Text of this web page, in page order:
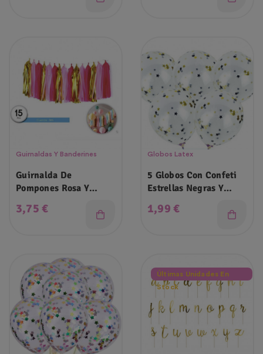
Guirnaldas Y Banderines
Guirnalda De
Pompones Rosa Y
Precio
3,75 €
Globos Latex
5 Globos Con Confeti
Estrellas Negras Y
Precio
1,99 €
Últimas Unidades En
Stock